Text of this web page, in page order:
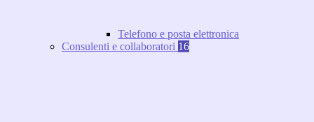
Telefono e posta elettronica
Consulenti e collaboratori 16